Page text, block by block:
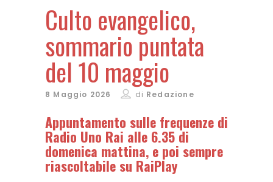
Culto evangelico,
sommario puntata
del 10 maggio
8 Maggio 2026 di Redazione
Appuntamento sulle frequenze di
Radio Uno Rai alle 6.35 di
domenica mattina, e poi sempre
riascoltabile su RaiPlay